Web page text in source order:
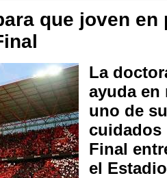
que joven en
La
ayuda en
uno de
cuidados
Final
el